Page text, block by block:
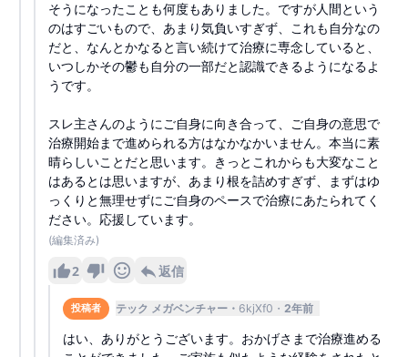
そうになったことも何度もありました。ですが人間という
のはすごいもので、あまり気負いすぎず、これも自分なの
だと、なんとかなると言い続けて治療に専念していると、
いつしかその鬱も自分の一部だと認識できるようになるよ
うです。
スレ主さんのようにご自身に向き合って、ご自身の意思で
治療開始まで進められる方はなかなかいません。本当に素
晴らしいことだと思います。きっとこれからも大変なこと
はあるとは思いますが、あまり根を詰めすぎず、まずはゆ
っくりと無理せずにご自身のペースで治療にあたられてく
ださい。応援しています。
(編集済み)
2 返信
投稿者 テック メガベンチャー 6kjXf0 2年前
はい、ありがとうございます。おかげさまで治療進める